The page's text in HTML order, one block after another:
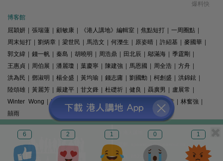
6 2 1 0 1
爆料快
博客館
屈穎妍
張瑞蓮 顧敏康 《港人講地》編輯室 焦點短打 一周圈點
周末短打
劉炳章 梁世民 馬浩文 何濼生 原姿晴 許紹基 麥國華
郭文緯
錢一帆 秦島 胡曉明 周浩鼎 田北辰 鄔滿海 季霆剛
王惠貞
周伯展 潘麗瓊 葉慶寧 陳建強 馬恩國 周全浩 方舟
洪為民
鄧淑明 楊全盛 黃均瑜 錢志庸 劉國勳 柯創盛 洪錦鉉
陸頌雄
黃麗芳 嚴建平 甘文鋒 杜礎圻 健良 聶廣男 盧展常
Winter Wong
K2 梁文新 羅崑 姚銘 精選文章 林奮強
囍雨
© 港人講地
電郵: speakout@speakout.hk
傳真: 85228041301